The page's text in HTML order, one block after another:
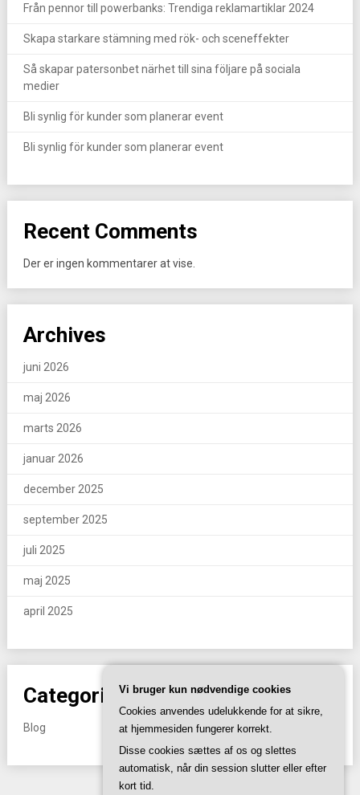
Från pennor till powerbanks: Trendiga reklamartiklar 2024
Skapa starkare stämning med rök- och sceneffekter
Så skapar patersonbet närhet till sina följare på sociala
medier
Bli synlig för kunder som planerar event
Bli synlig för kunder som planerar event
Recent Comments
Der er ingen kommentarer at vise.
Archives
juni 2026
maj 2026
marts 2026
januar 2026
december 2025
september 2025
juli 2025
maj 2025
april 2025
Categories
Blog
Vi bruger kun nødvendige cookies
Cookies anvendes udelukkende for at sikre,
at hjemmesiden fungerer korrekt.
Disse cookies sættes af os og slettes
automatisk, når din session slutter eller efter
kort tid.